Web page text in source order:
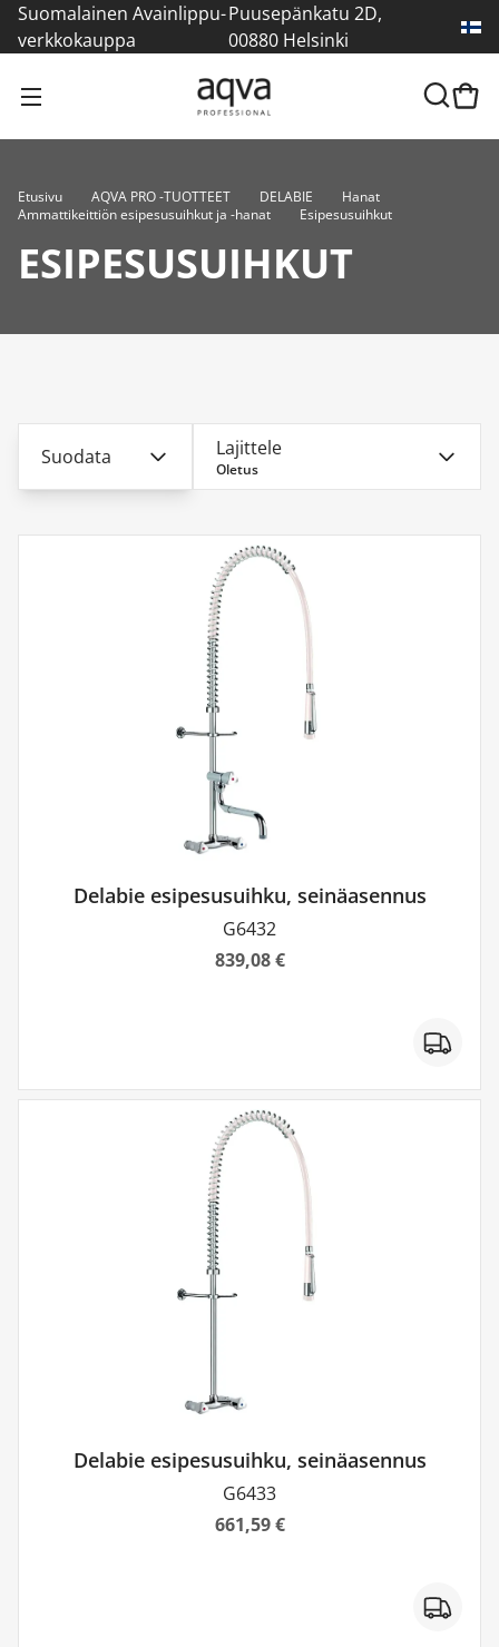
Suomalainen Avainlippu-
verkkokauppa
Puusepänkatu 2D,
00880 Helsinki
Etusivu AQVA PRO -TUOTTEET DELABIE
Hanat
Ammattikeittiön esipesusuihkut ja -hanat
Esipesusuihkut
ESIPESUSUIHKUT
Suodata Lajittele
Oletus
Delabie esipesusuihku, seinäasennus
G6432
839,08 €
Delabie esipesusuihku, seinäasennus
G6433
661,59 €